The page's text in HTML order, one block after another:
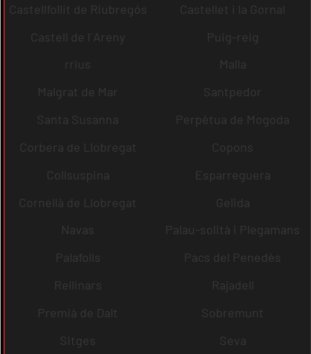
Castellfollit de Riubregós
Castellet i la Gornal
Castell de l´Areny
Puig-reig
rrius
Malla
Malgrat de Mar
Santpedor
Santa Susanna
Perpètua de Mogoda
Corbera de Llobregat
Copons
Collsuspina
Esparreguera
Cornellà de Llobregat
Gelida
Navas
Palau-solità i Plegamans
Palafolls
Pacs del Penedès
Rellinars
Rajadell
Premià de Dalt
Sobremunt
Sitges
Seva